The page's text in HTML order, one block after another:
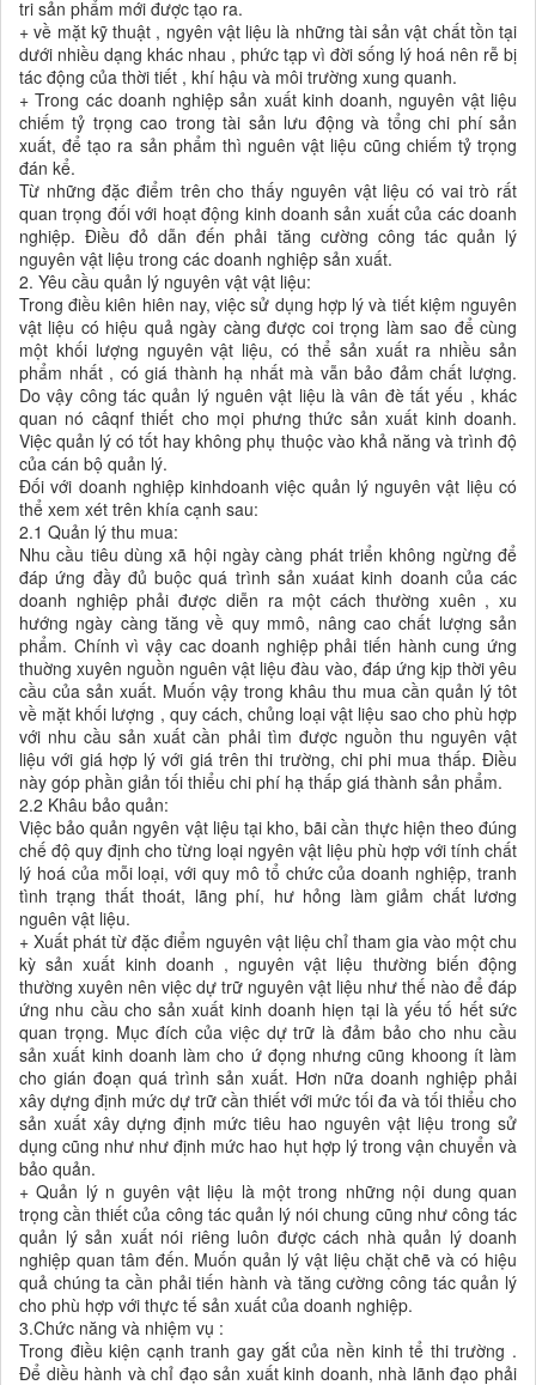
tri sản phẩm mới được tạo ra.
+ về mặt kỹ thuật , ngyên vật liệu là những tài sản vật chất tồn tại
dưới nhiều dạng khác nhau , phức tạp vì đời sống lý hoá nên rễ bị
tác động của thời tiết , khí hậu và môi trường xung quanh.
+ Trong các doanh nghiệp sản xuất kinh doanh, nguyên vật liệu
chiếm tỷ trọng cao trong tài sản lưu động và tổng chi phí sản
xuất, để tạo ra sản phẩm thì nguên vật liệu cũng chiếm tỷ trọng
đán kể.
Từ những đặc điểm trên cho thấy nguyên vật liệu có vai trò rất
quan trọng đối với hoạt động kinh doanh sản xuất của các doanh
nghiệp. Điều đỏ dẫn đến phải tăng cường công tác quản lý
nguyên vật liệu trong các doanh nghiệp sản xuất.
2. Yêu cầu quản lý nguyên vật vật liệu:
Trong điều kiên hiên nay, việc sử dụng hợp lý và tiết kiệm nguyên
vật liệu có hiệu quả ngày càng được coi trọng làm sao để cùng
một khối lượng nguyên vật liệu, có thể sản xuất ra nhiều sản
phẩm nhất , có giá thành hạ nhất mà vẫn bảo đảm chất lượng.
Do vậy công tác quản lý nguên vật liệu là vân đè tất yếu , khác
quan nó câqnf thiết cho mọi phưng thức sản xuất kinh doanh.
Việc quản lý có tốt hay không phụ thuộc vào khả năng và trình độ
của cán bộ quản lý.
Đối với doanh nghiệp kinhdoanh việc quản lý nguyên vật liệu có
thể xem xét trên khía cạnh sau:
2.1 Quản lý thu mua:
Nhu cầu tiêu dùng xã hội ngày càng phát triển không ngừng để
đáp ứng đầy đủ buộc quá trình sản xuáat kinh doanh của các
doanh nghiệp phải được diễn ra một cách thường xuên , xu
hướng ngày càng tăng về quy mmô, nâng cao chất lượng sản
phẩm. Chính vì vậy cac doanh nghiệp phải tiến hành cung ứng
thuờng xuyên nguồn nguên vật liệu đàu vào, đáp ứng kịp thời yêu
cầu của sản xuất. Muốn vậy trong khâu thu mua cần quản lý tôt
về mặt khối lượng , quy cách, chủng loại vật liệu sao cho phù hợp
với nhu cầu sản xuất cần phải tìm được nguồn thu nguyên vật
liệu với giá hợp lý với giá trên thi trường, chi phi mua thấp. Điều
này góp phần giản tối thiểu chi phí hạ thấp giá thành sản phẩm.
2.2 Khâu bảo quản:
Việc bảo quản ngyên vật liệu tại kho, bãi cần thực hiện theo đúng
chế độ quy định cho từng loại ngyên vật liệu phù hợp với tính chất
lý hoá của mỗi loại, với quy mô tổ chức của doanh nghiệp, tranh
tình trạng thất thoát, lãng phí, hư hỏng làm giảm chất lương
nguên vật liệu.
+ Xuất phát từ đặc điểm nguyên vật liệu chỉ tham gia vào một chu
kỳ sản xuất kinh doanh , nguyên vật liệu thường biến động
thường xuyên nên việc dự trữ nguyên vật liệu như thế nào để đáp
ứng nhu cầu cho sản xuất kinh doanh hiẹn tại là yếu tố hết sức
quan trọng. Mục đích của việc dự trữ là đảm bảo cho nhu cầu
sản xuất kinh doanh làm cho ứ đọng nhưng cũng khoong ít làm
cho gián đoạn quá trình sản xuất. Hơn nữa doanh nghiệp phải
xây dựng định mức dự trữ cần thiết với mức tối đa và tối thiểu cho
sản xuất xây dựng định mức tiêu hao nguyên vật liệu trong sử
dụng cũng như như định mức hao hụt hợp lý trong vận chuyển và
bảo quản.
+ Quản lý n guyên vật liệu là một trong những nội dung quan
trọng cần thiết của công tác quản lý nói chung cũng như công tác
quản lý sản xuất nói riêng luôn được cách nhà quản lý doanh
nghiệp quan tâm đến. Muốn quản lý vật liệu chặt chẽ và có hiệu
quả chúng ta cần phải tiến hành và tăng cường công tác quản lý
cho phù hợp với thực tế sản xuất của doanh nghiệp.
3.Chức năng và nhiệm vụ :
Trong điều kiện cạnh tranh gay gắt của nền kinh tể thi trường .
Để diều hành và chỉ đạo sản xuất kinh doanh, nhà lãnh đạo phải